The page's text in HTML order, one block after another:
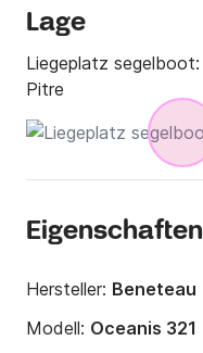
Lage
Liegeplatz segelboot:
Pitre
Eigenschaften
Hersteller: Beneteau
Modell: Oceanis 321